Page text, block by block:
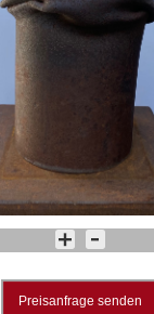
Preisanfrage senden